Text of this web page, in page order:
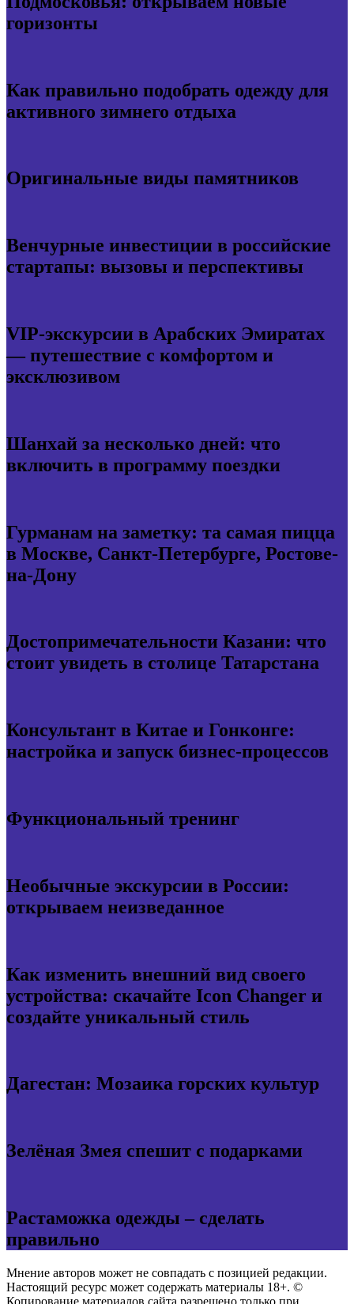
горизонты
Как правильно подобрать одежду для
активного зимнего отдыха
Оригинальные виды памятников
Венчурные инвестиции в российские
стартапы: вызовы и перспективы
VIP-экскурсии в Арабских Эмиратах
— путешествие с комфортом и
эксклюзивом
Шанхай за несколько дней: что
включить в программу поездки
Гурманам на заметку: та самая пицца
в Москве, Санкт-Петербурге, Ростове-
на-Дону
Достопримечательности Казани: что
стоит увидеть в столице Татарстана
Консультант в Китае и Гонконге:
настройка и запуск бизнес-процессов
Функциональный тренинг
Необычные экскурсии в России:
открываем неизведанное
Как изменить внешний вид своего
устройства: скачайте Icon Changer и
создайте уникальный стиль
Дагестан: Мозаика горских культур
Зелёная Змея спешит с подарками
Растаможка одежды – сделать
правильно
Мнение авторов может не совпадать с позицией редакции.
Настоящий ресурс может содержать материалы 18+. ©
Копирование материалов сайта разрешено только при